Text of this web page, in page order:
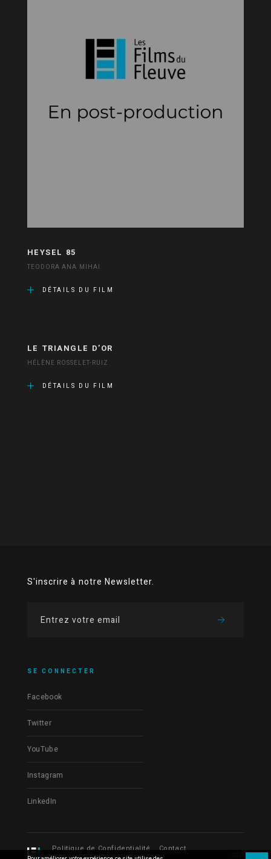
HEYSEL 85
TEODORA ANA MIHAI
DÉTAILS DU FILM
LE TRIANGLE D’OR
HÉLÈNE ROSSELET-RUIZ
DÉTAILS DU FILM
S'inscrire à notre Newsletter.
SE CONNECTER
Facebook
Twitter
YouTube
Instagram
LinkedIn
Politique de Confidentialité
Contact